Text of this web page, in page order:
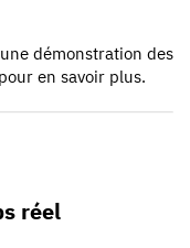
démonstration des
pour en savoir plus.
réel